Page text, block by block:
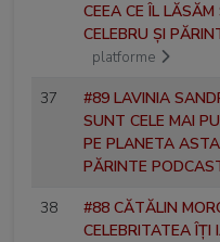
CEEA CE ÎL
CELEBRU ȘI
platforme
37
#89 LAVINIA
SUNT CELE MAI
PE PLANETA
PĂRINTE
38
#88 CĂTĂLIN
CELEBRITATEA ÎȚI